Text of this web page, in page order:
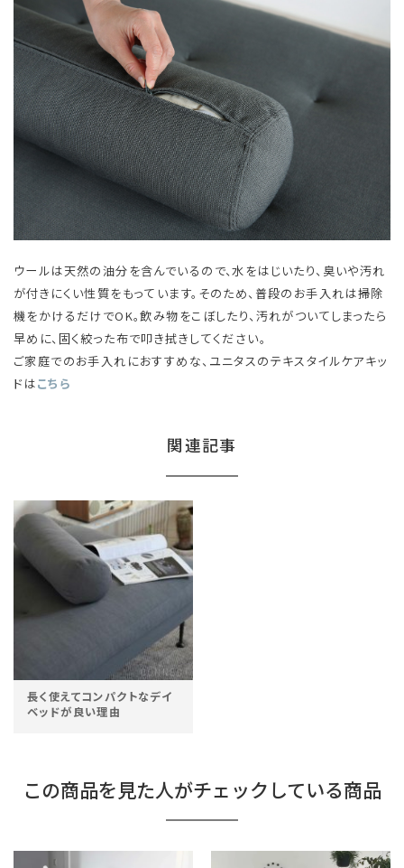
ウールは天然の油分を含んでいるので、水をはじいたり、臭いや汚れ
が付きにくい性質をもっています。そのため、普段のお手入れは掃除
機をかけるだけでOK。飲み物をこぼしたり、汚れがついてしまったら
早めに、固く絞った布で叩き拭きしてください。
ご家庭でのお手入れにおすすめな、ユニタスのテキスタイルケアキッ
ドはこちら
関連記事
長く使えてコンパクトなデイ
ベッドが良い理由
この商品を見た人がチェックしている商品